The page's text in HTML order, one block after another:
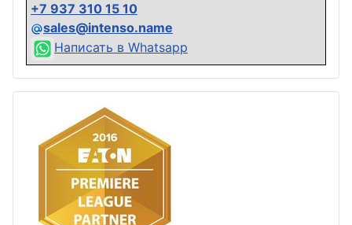
+7 937 310 15 10
sales@intenso.name
Написать в Whatsapp